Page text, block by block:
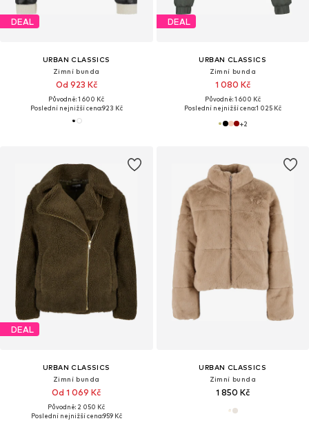
DEAL
URBAN CLASSICS
Zimní bunda
Od 923 Kč
Původně: 1 600 Kč
Poslední nejnižší cena:923 Kč
DEAL
URBAN CLASSICS
Zimní bunda
1 080 Kč
Původně: 1 600 Kč
Poslední nejnižší cena:1 025 Kč
+2
DEAL
URBAN CLASSICS
Zimní bunda
Od 1 069 Kč
Původně: 2 050 Kč
Poslední nejnižší cena:959 Kč
URBAN CLASSICS
Zimní bunda
1 850 Kč